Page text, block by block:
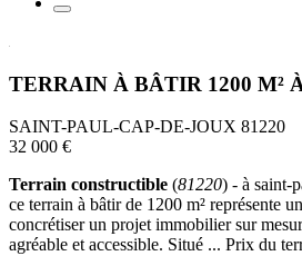
TERRAIN À BÂTIR 1200 M²
SAINT-PAUL-CAP-DE-JOUX 81220
32 000 €
Terrain constructible (81220) - à saint-
ce terrain à bâtir de 1200 m² représente
concrétiser un projet immobilier sur
agréable et accessible. Situé ... Prix du